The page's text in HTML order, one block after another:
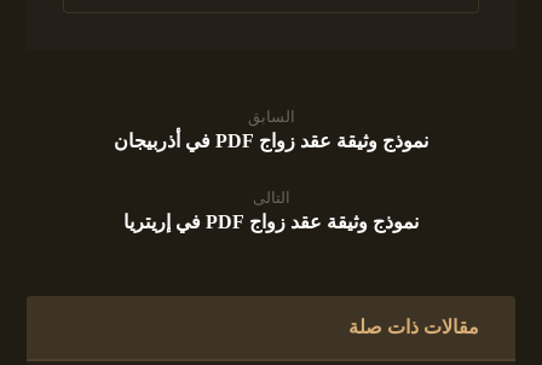
السابق
نموذج وثيقة عقد زواج PDF في أذربيجان
التالى
نموذج وثيقة عقد زواج PDF في إريتريا
مقالات ذات صلة